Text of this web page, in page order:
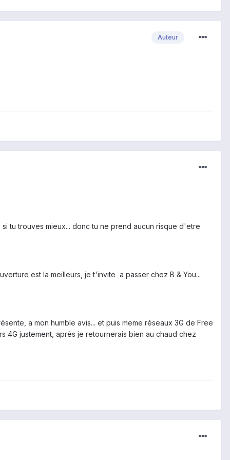
Auteur
tu trouves mieux... donc tu ne prend aucun risque d'etre
est la meilleurs, je t'invite a passer chez B & You...
a mon humble avis... et puis meme réseaux 3G de Free
4G justement, après je retournerais bien au chaud chez